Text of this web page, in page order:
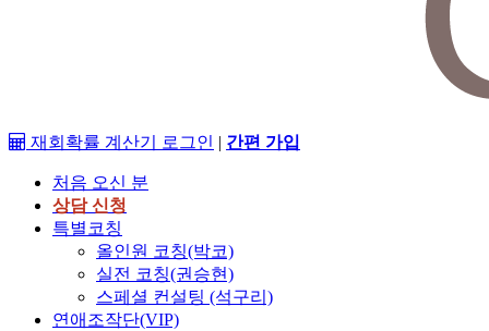
재회확률 계산기 로그인 | 간편 가입
처음 오신 분
상담 신청
특별코칭
올인원 코칭(박코)
실전 코칭(권승현)
스페셜 컨설팅 (석구리)
연애조작단(VIP)